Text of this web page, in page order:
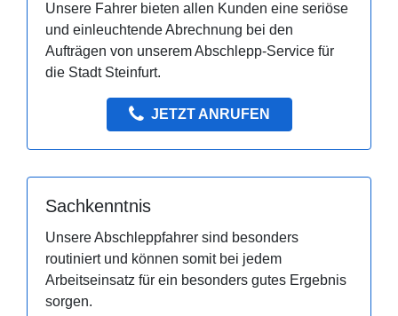
Unsere Fahrer bieten allen Kunden eine seriöse
und einleuchtende Abrechnung bei den
Aufträgen von unserem Abschlepp-Service für
die Stadt Steinfurt.
JETZT ANRUFEN
Sachkenntnis
Unsere Abschleppfahrer sind besonders
routiniert und können somit bei jedem
Arbeitseinsatz für ein besonders gutes Ergebnis
sorgen.